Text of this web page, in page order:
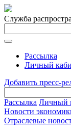
Служба
Рассылка
Личный
Добавить пресс-
Рассылка Личный
Новости
Отраслевые